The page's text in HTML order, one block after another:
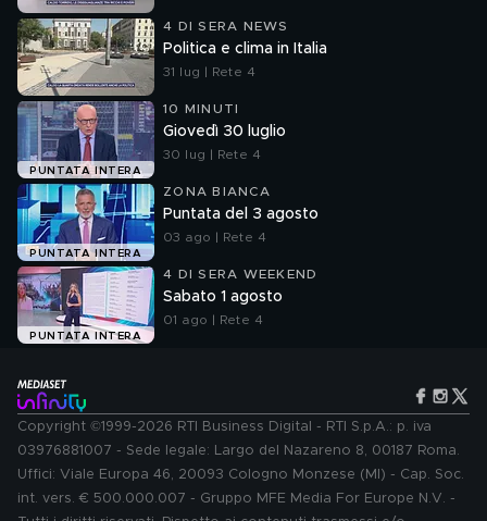
4 DI SERA NEWS
Politica e clima in Italia
31 lug | Rete 4
PUNTATA INTERA
10 MINUTI
Giovedì 30 luglio
30 lug | Rete 4
PUNTATA INTERA
ZONA BIANCA
Puntata del 3 agosto
03 ago | Rete 4
PUNTATA INTERA
4 DI SERA WEEKEND
Sabato 1 agosto
01 ago | Rete 4
Copyright ©1999-2026 RTI Business Digital - RTI S.p.A.: p. iva
03976881007 - Sede legale: Largo del Nazareno 8, 00187 Roma.
Uffici: Viale Europa 46, 20093 Cologno Monzese (MI) - Cap. Soc.
int. vers. € 500.000.007 - Gruppo MFE Media For Europe N.V. -